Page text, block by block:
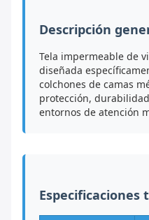
Descripción
Tela impermeable de
diseñada
colchones de camas
protección,
entornos de atención
Especificaciones